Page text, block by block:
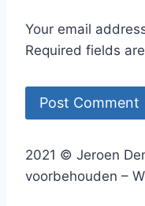
Your email
Required fields
2021 © Jeroen
voorbehouden –